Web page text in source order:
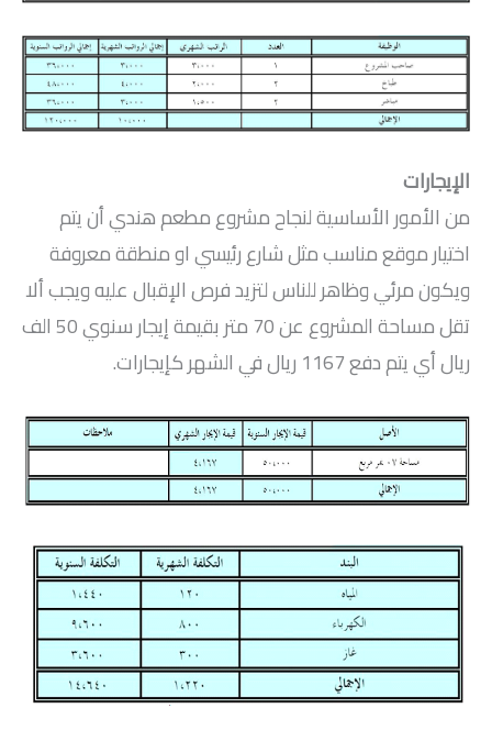
الإيجارات
من الأمور الأساسية لنجاح مشروع مطعم هندي أن يتم
اختيار موقع مناسب مثل شارع رئيسي او منطقة معروفة
ويكون مرئي وظاهر للناس لتزيد فرص الإقبال عليه ويجب ألا
تقل مساحة المشروع عن 70 متر بقيمة إيجار سنوي 50 الف
ريال أي يتم دفع 1167 ريال في الشهر كإيجارات.